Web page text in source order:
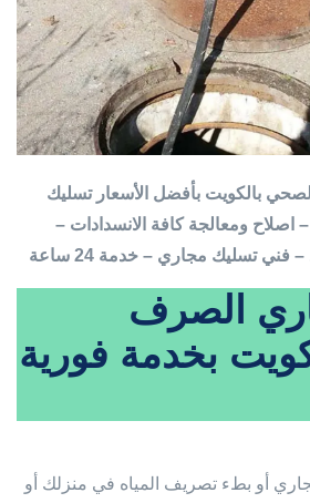
بالكويت بأفضل الأسعار تسليك
اصلاح ومعالجة كافة الانسدادات –
تسليك مجاري – خدمة 24 ساعة
الصرف
بخدمة فورية
أو بطء تصريف المياه في منزلك أو